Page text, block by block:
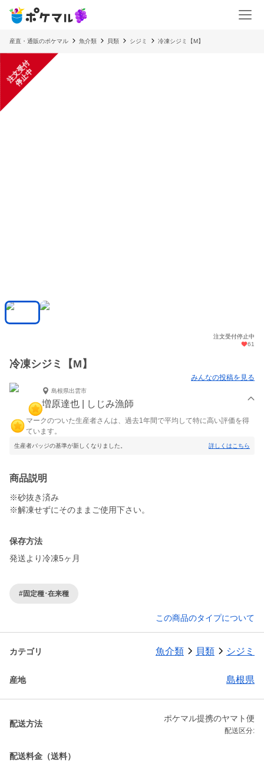
産直・通販のポケマル 魚介類 貝類 シジミ 冷凍シジミ【M】
注
文
受
付
停
止
中
注文受付停止中
61
冷凍シジミ【M】
みんなの投稿を見る
島根県出雲市
増原達也 | しじみ漁師
マークのついた生産者さんは、過去1年間で平均して特に高い評価を得
ています。
生産者バッジの基準が新しくなりました。 詳しくはこちら
商品説明
※砂抜き済み
※解凍せずにそのままご使用下さい。
保存方法
発送より冷凍5ヶ月
#固定種･在来種
この商品のタイプについて
カテゴリ 魚介類 貝類 シジミ
産地 島根県
配送方法
ポケマル提携のヤマト便
配送区分:
配送料金（送料）